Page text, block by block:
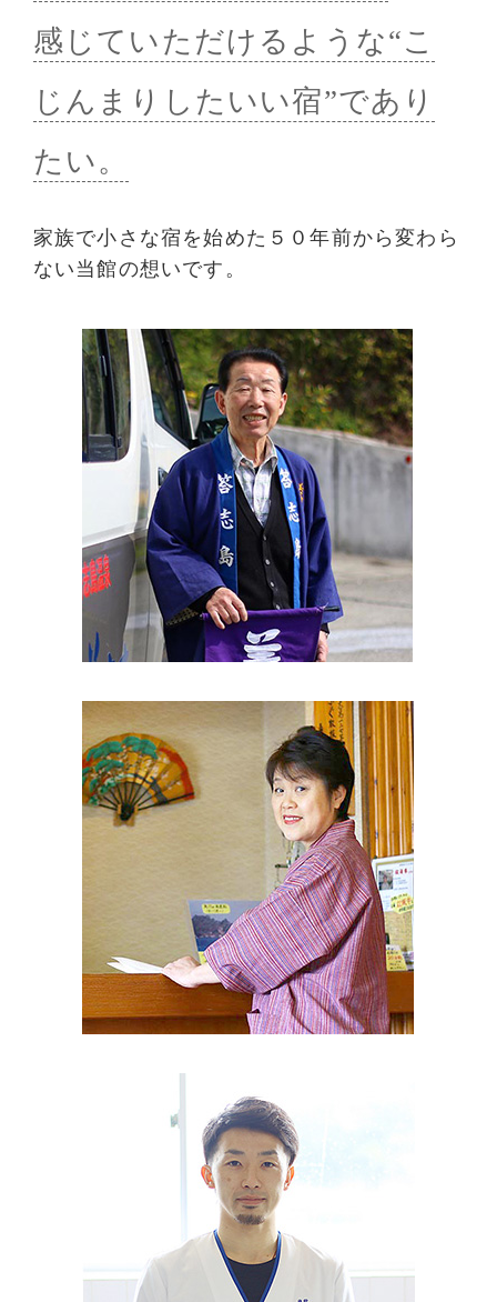
感じていただけるような“こ
じんまりしたいい宿”であり
たい。
家族で小さな宿を始めた５０年前から変わら
ない当館の想いです。